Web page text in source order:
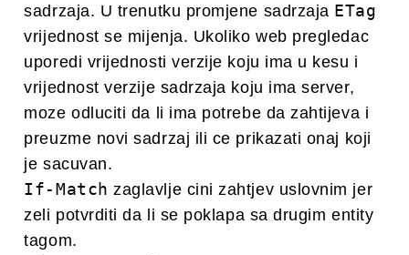
sadrzaja. U trenutku promjene sadrzaja ETag
vrijednost se mijenja. Ukoliko web pregledac
uporedi vrijednosti verzije koju ima u kesu i
vrijednost verzije sadrzaja koju ima server,
moze odluciti da li ima potrebe da zahtijeva i
preuzme novi sadrzaj ili ce prikazati onaj koji
je sacuvan.
If-Match zaglavlje cini zahtjev uslovnim jer
zeli potvrditi da li se poklapa sa drugim entity
tagom.